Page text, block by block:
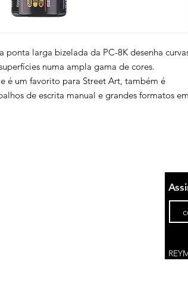
ponta larga bizelada da PC-8K desenha
numa ampla gama de cores.
é um favorito para Street Art, também é
de escrita manual e grandes formatos em